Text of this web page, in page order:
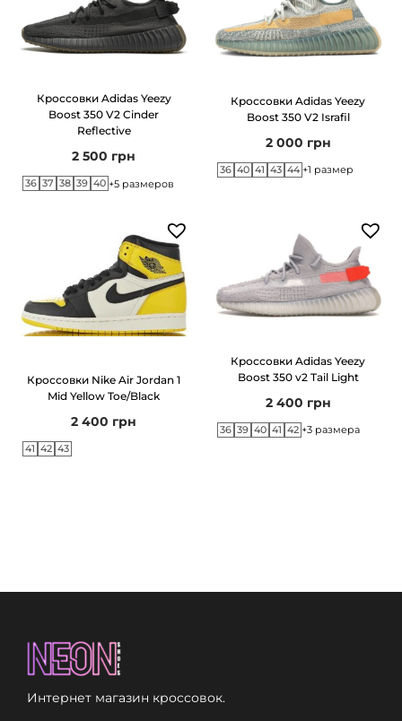
d
a
e
y
B
l
u
h
Кроссовки Adidas Yeezy
Boost 350 V2 Cinder
Reflective
2 500 грн
36 37 38 39 40 +5 размеров
Кроссовки Adidas Yeezy
Boost 350 V2 Israfil
2 000 грн
36 40 41 43 44 +1 размер
Кроссовки Nike Air Jordan 1
Mid Yellow Toe/Black
2 400 грн
41 42 43
Кроссовки Adidas Yeezy
Boost 350 v2 Tail Light
2 400 грн
36 39 40 41 42 +3 размера
Интернет магазин кроссовок.